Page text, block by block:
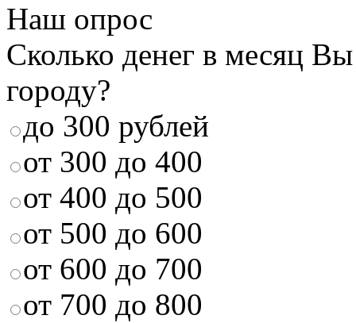
Наш опрос
Сколько денег в месяц
городу?
до 300 рублей
от 300 до 400
от 400 до 500
от 500 до 600
от 600 до 700
от 700 до 800